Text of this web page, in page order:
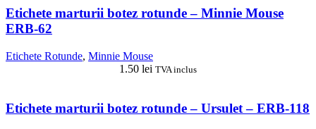
Etichete marturii botez rotunde – Minnie Mouse
ERB-62
Etichete Rotunde, Minnie Mouse
1.50 lei TVA inclus
Etichete marturii botez rotunde – Ursulet – ERB-118